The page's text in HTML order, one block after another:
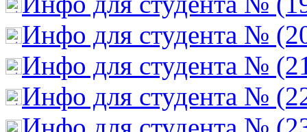
Инфо для студента №
Инфо для студента №
Инфо для студента №